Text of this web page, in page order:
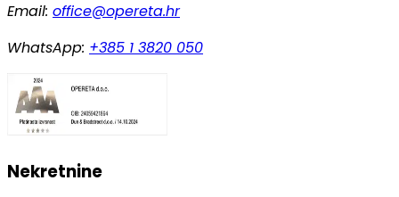
Email: office@opereta.hr
WhatsApp: +385 1 3820 050
Nekretnine